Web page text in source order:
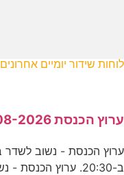
לוחות שידור יומיים אחרונים
ערוץ הכנסת 08-08-2026